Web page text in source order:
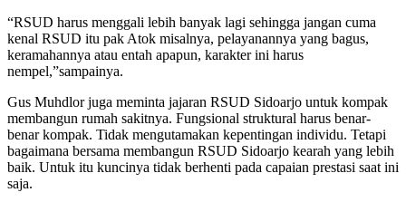
“RSUD harus menggali lebih banyak lagi sehingga jangan cuma
kenal RSUD itu pak Atok misalnya, pelayanannya yang bagus,
keramahannya atau entah apapun, karakter ini harus
nempel,”sampainya.
Gus Muhdlor juga meminta jajaran RSUD Sidoarjo untuk kompak
membangun rumah sakitnya. Fungsional struktural harus benar-
benar kompak. Tidak mengutamakan kepentingan individu. Tetapi
bagaimana bersama membangun RSUD Sidoarjo kearah yang lebih
baik. Untuk itu kuncinya tidak berhenti pada capaian prestasi saat ini
saja.